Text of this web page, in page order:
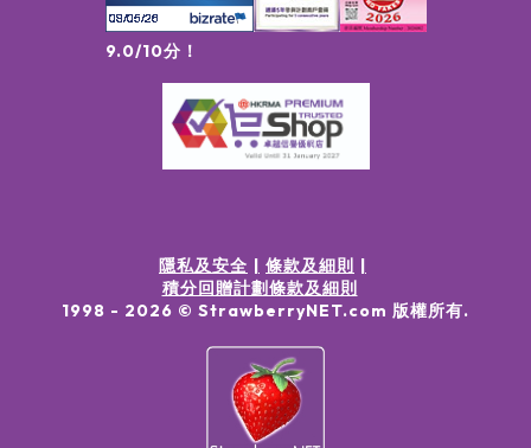
9.0/10分！
隱私及安全
條款及細則
積分回贈計劃條款及細則
1998 - 2026 © StrawberryNET.com 版權所有.